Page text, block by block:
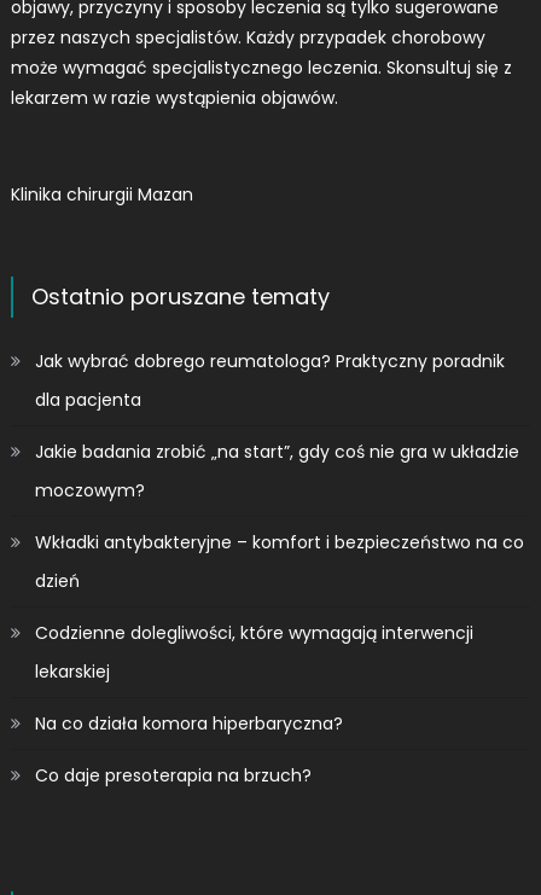
objawy, przyczyny i sposoby leczenia są tylko sugerowane
przez naszych specjalistów. Każdy przypadek chorobowy
może wymagać specjalistycznego leczenia. Skonsultuj się z
lekarzem w razie wystąpienia objawów.
Klinika chirurgii Mazan
Ostatnio poruszane tematy
Jak wybrać dobrego reumatologa? Praktyczny poradnik
dla pacjenta
Jakie badania zrobić „na start”, gdy coś nie gra w układzie
moczowym?
Wkładki antybakteryjne – komfort i bezpieczeństwo na co
dzień
Codzienne dolegliwości, które wymagają interwencji
lekarskiej
Na co działa komora hiperbaryczna?
Co daje presoterapia na brzuch?